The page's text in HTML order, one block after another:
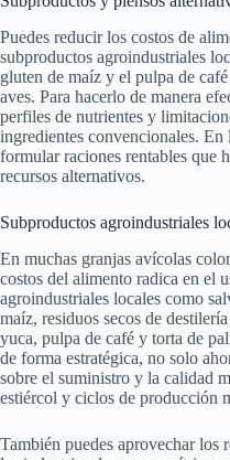
Puedes reducir los costos de
subproductos agroindustriales
gluten de maíz y el pulpa de
aves. Para hacerlo de manera
perfiles de nutrientes y
ingredientes convencionales.
formular raciones rentables que
recursos alternativos.
Subproductos agroindustriales
En muchas granjas avícolas
costos del alimento radica en el
agroindustriales locales como
maíz, residuos secos de
yuca, pulpa de café y torta de
de forma estratégica, no solo
sobre el suministro y la calidad
estiércol y ciclos de producción
También puedes aprovechar los